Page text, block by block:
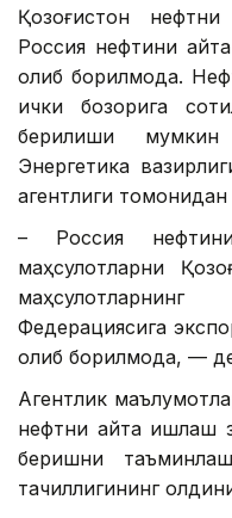
Қозоғистон
Россия нефтини
олиб борилмоқда.
ички бозорига
берилиши мумкин
Энергетика
агентлиги томонидан
– Россия
маҳсулотларни
Федерациясига
олиб борилмоқда, —
Агентлик
нефтни қайта ишлаш
беришни
тақчиллигининг